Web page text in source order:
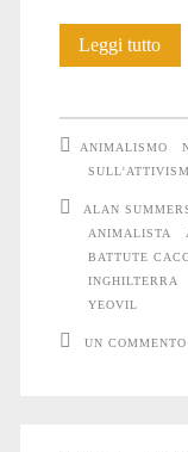
Leggi tuttoMike
ANIMALISMO
ALAN
ANIMALISTA
BATTUTE
INGHILTERRA
YEOVIL
UN COMMENTO